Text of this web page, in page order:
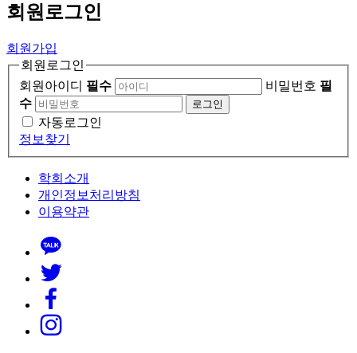
회원 로그인
회원가입
회원로그인
회원아이디 필수 비밀번호 필
수
로그인
자동로그인
정보찾기
학회소개
개인정보처리방침
이용약관